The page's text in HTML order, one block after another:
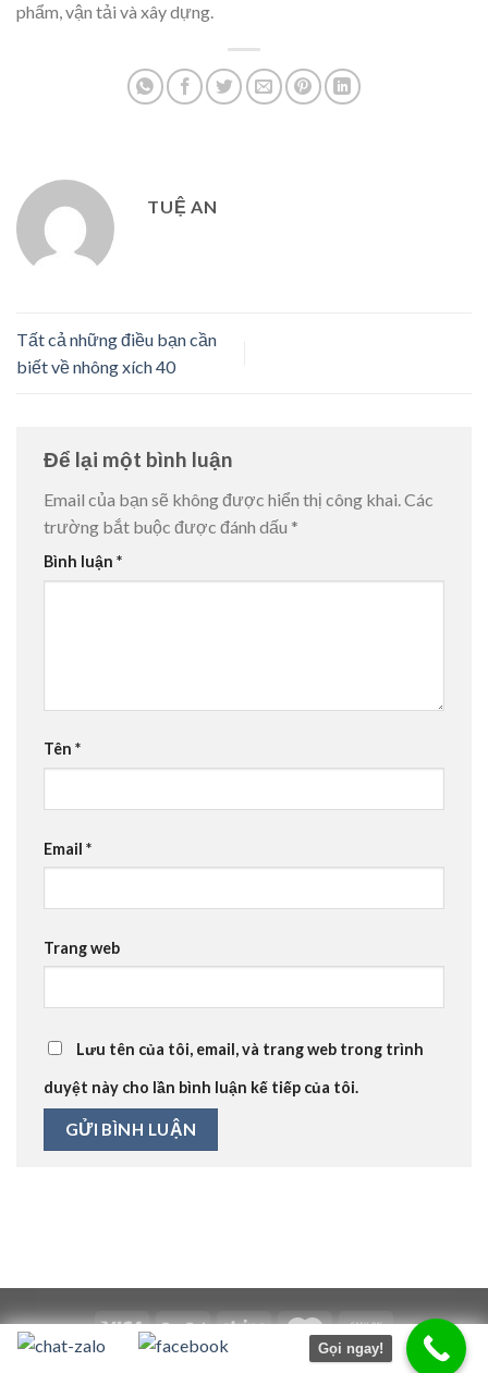
phẩm, vận tải và xây dựng.
TUỆ AN
Tất cả những điều bạn cần
biết về nhông xích 40
Để lại một bình luận
Email của bạn sẽ không được hiển thị công khai.Các
trường bắt buộc được đánh dấu *
Bình luận *
Tên *
Email *
Trang web
Lưu tên của tôi, email, và trang web trong trình
duyệt này cho lần bình luận kế tiếp của tôi.
UX Themes
Gọi ngay!